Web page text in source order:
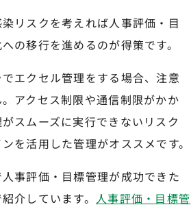
リスクを考えれば人事評価・目
の移行を進めるのが得策です。
エクセル管理をする場合、注意
アクセス制限や通信制限がかか
スムーズに実行できないリスク
を活用した管理がオススメです。
事評価・目標管理が成功できた
介しています。 人事評価・目標管